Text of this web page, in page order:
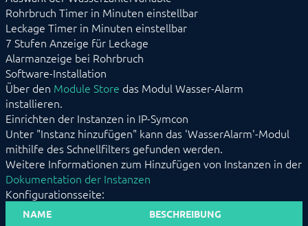
Telefonansage
Telefonkette
TelegramBot
Text to Speech
TTSAWSPolly
VerbrauchsAlarm
Wasser-Alarm
WAA_CheckAlert
Watchdog
Kern Instanzen
I/O Instanzen
Datensicherung
Legacy
BEFEHLSREFERENZ
ENTWICKLERBEREICH
Rohrbruch Timer in Minuten einstellbar
Leckage Timer in Minuten einstellbar
7 Stufen Anzeige für Leckage
Alarmanzeige bei Rohrbruch
Software-Installation
Über den Module Store das Modul Wasser-Alarm
installieren.
Einrichten der Instanzen in IP-Symcon
Unter "Instanz hinzufügen" kann das 'WasserAlarm'-Modul
mithilfe des Schnellfilters gefunden werden.
Weitere Informationen zum Hinzufügen von Instanzen in der
Dokumentation der Instanzen
Konfigurationsseite:
NAME BESCHREIBUNG